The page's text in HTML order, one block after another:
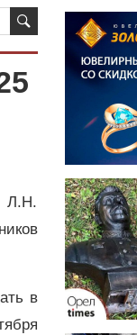
Л.Н.
в